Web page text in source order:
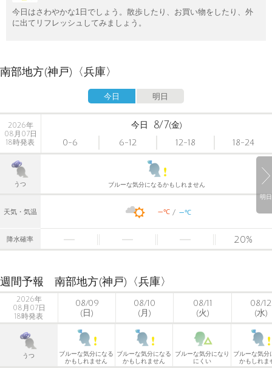
今日はさわやかな1日でしょう。散歩したり、お買い物をしたり、外
に出てリフレッシュしてみましょう。
南部地方(神戸)〈兵庫〉
今日 明日
明日
2026年
08月07日
18時発表
今日 8/7(金)
0-6
6-12 12-18 18-24
うつ ブルーな気分になるかもしれません
天気・気温 -℃ -℃
降水確率 20%
週間予報 南部地方(神戸)〈兵庫〉
2026年
08月07日
18時発表
08/09
(日)
08/10
(月)
08/11
(火)
08/12
(水)
うつ
ブルーな気分になる
かもしれません
ブルーな気分になる
かもしれません
ブルーな気分になり
にくい
ブルーな気分
かもしれま